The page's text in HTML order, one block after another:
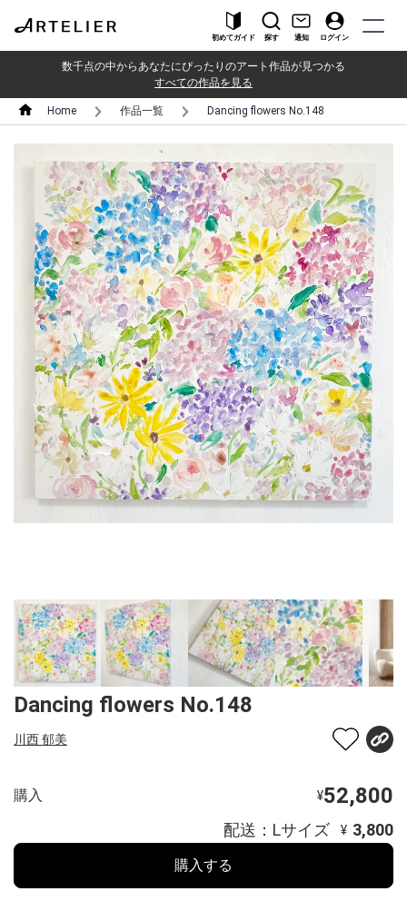
初めてガイド 探す 通知 ログイン
数千点の中からあなたにぴったりのアート作品が見つかる
すべての作品を見る
Home 作品一覧 Dancing flowers No.148
Dancing flowers No.148
川西 郁美
購入 ¥52,800
配送：Lサイズ ¥ 3,800
購入する